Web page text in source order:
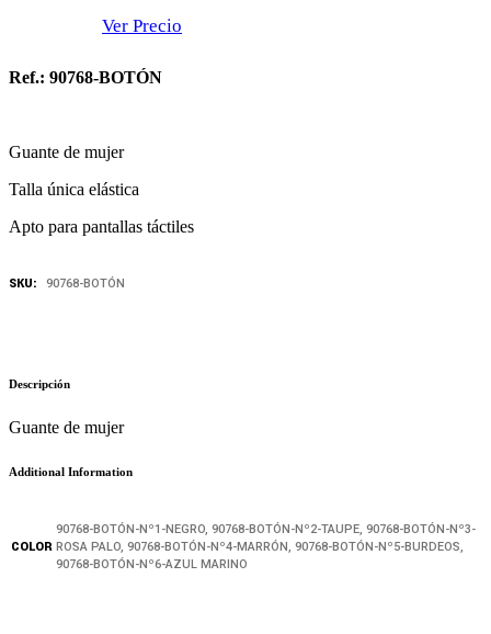
Ver Precio
Ref.: 90768-BOTÓN
Guante de mujer
Talla única elástica
Apto para pantallas táctiles
SKU: 90768-BOTÓN
Descripción
Guante de mujer
Additional Information
COLOR
90768-BOTÓN-Nº1-NEGRO, 90768-BOTÓN-Nº2-TAUPE, 90768-BOTÓN-Nº3-
ROSA PALO, 90768-BOTÓN-Nº4-MARRÓN, 90768-BOTÓN-Nº5-BURDEOS,
90768-BOTÓN-Nº6-AZUL MARINO